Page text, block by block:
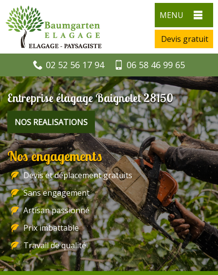
MENU
Devis gratuit
02 52 56 17 94 06 58 46 99 65
Entreprise élagage Baignolet 28150
NOS REALISATIONS
Nos engagements
Devis et déplacement gratuits
Sans engagement
Artisan passionné
Prix imbattable
Travail de qualité